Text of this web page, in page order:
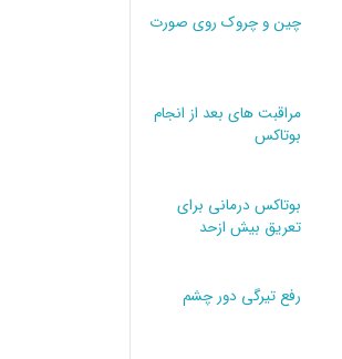
چین و چروک روی صورت
مراقبت های بعد از انجام
بوتاکس
بوتاکس درمانی برای
تعریق بیش ازحد
رفع تیرگی دور چشم